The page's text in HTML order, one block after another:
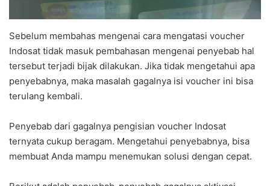
Sebelum membahas mengenai cara mengatasi voucher
Indosat tidak masuk pembahasan mengenai penyebab hal
tersebut terjadi bijak dilakukan. Jika tidak mengetahui apa
penyebabnya, maka masalah gagalnya isi voucher ini bisa
terulang kembali.
Penyebab dari gagalnya pengisian voucher Indosat
ternyata cukup beragam. Mengetahui penyebabnya, bisa
membuat Anda mampu menemukan solusi dengan cepat.